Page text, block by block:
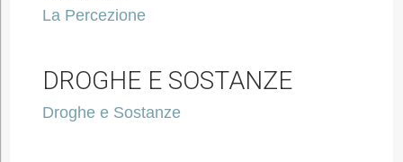
La Percezione
DROGHE E SOSTANZE
Droghe e Sostanze